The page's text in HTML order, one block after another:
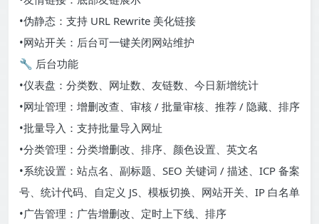
•伪静态：支持 URL Rewrite 美化链接
•网站开关：后台可一键关闭网站维护
🔧 后台功能
•仪表盘：分类数、网址数、友链数、今日新增统计
•网址管理：增删改查、审核 / 批量审核、推荐 / 隐藏、排序
•批量导入：支持批量导入网址
•分类管理：分类增删改、排序、颜色设置、英文名
•系统设置：站点名、副标题、SEO 关键词 / 描述、ICP 备案
号、统计代码、自定义 JS、模板切换、网站开关、IP 白名单
•广告管理：广告增删改、定时上下线、排序